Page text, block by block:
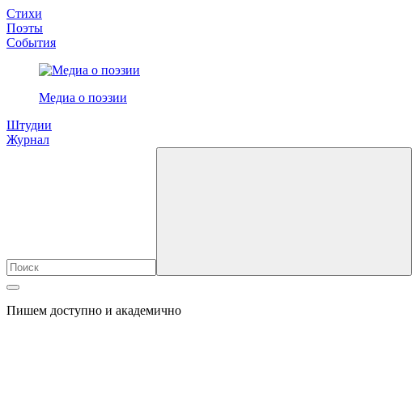
Стихи
Поэты
События
Медиа о поэзии
Штудии
Журнал
Пишем доступно и академично